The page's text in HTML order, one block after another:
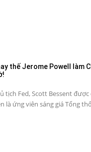
thế Jerome Powell làm
tịch Fed, Scott Bessent được
là ứng viên sáng giá Tổng